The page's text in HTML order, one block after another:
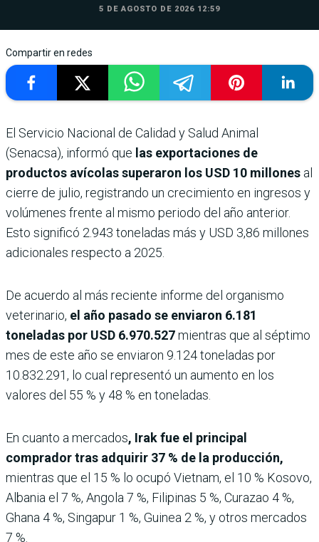
5 DE AGOSTO DE 2026 12:59
Compartir en redes
El Servicio Nacional de Calidad y Salud Animal
(Senacsa), informó que las exportaciones de
productos avícolas superaron los USD 10 millones al
cierre de julio, registrando un crecimiento en ingresos y
volúmenes frente al mismo periodo del año anterior.
Esto significó 2.943 toneladas más y USD 3,86 millones
adicionales respecto a 2025.
De acuerdo al más reciente informe del organismo
veterinario, el año pasado se enviaron 6.181
toneladas por USD 6.970.527mientras que al séptimo
mes de este año se enviaron 9.124 toneladas por
10.832.291, lo cual representó un aumento en los
valores del 55 % y 48 % en toneladas.
En cuanto a mercados, Irak fue el principal
comprador tras adquirir 37 % de la producción,
mientras que el 15 % lo ocupó Vietnam, el 10 % Kosovo,
Albania el 7 %, Angola 7 %, Filipinas 5 %, Curazao 4 %,
Ghana 4 %, Singapur 1 %, Guinea 2 %, y otros mercados
7 %.